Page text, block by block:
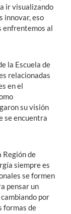
ir visualizando
innovar, eso
enfrentemos al
la Escuela de
relacionadas
en el
su visión
se encuentra
Región de
siempre es
se formen
pensar un
por
formas de